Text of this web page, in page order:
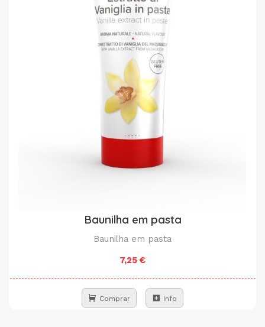
Baunilha em pasta
Baunilha em pasta
7,25 €
Comprar Info